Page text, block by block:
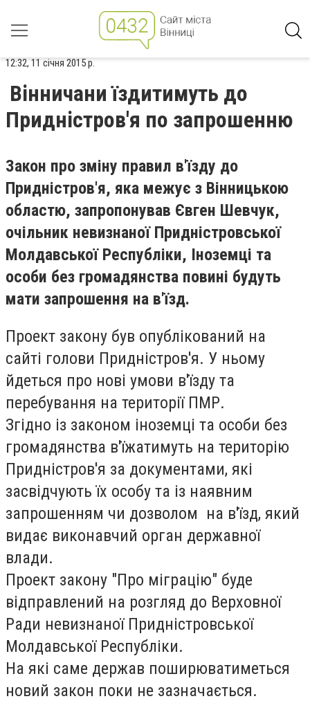
12:32, 11 січня 2015 р.
Вінничани їздитимуть до
Придністров'я по запрошенню
Закон про зміну правил в'їзду до
Придністров'я, яка межує з Вінницькою
областю, запропонував Євген Шевчук,
очільник невизнаної Придністровської
Молдавської Республіки, Іноземці та
особи без громадянства повині будуть
мати запрошення на в'їзд.
Проект закону був опублікований на
сайті голови Придністров'я. У ньому
йдеться про нові умови в'їзду та
перебування на території ПМР.
Згідно із законом іноземці та особи без
громадянства в'їжатимуть на територію
Придністров'я за документами, які
засвідчують їх особу та із наявним
запрошенням чи дозволом на в'їзд, який
видає виконавчий орган державної
влади.
Проект закону "Про міграцію" буде
відправлений на розгляд до Верховної
Ради невизнаної Придністровської
Молдавської Республіки.
На які саме держав поширюватиметься
новий закон поки не зазначається.